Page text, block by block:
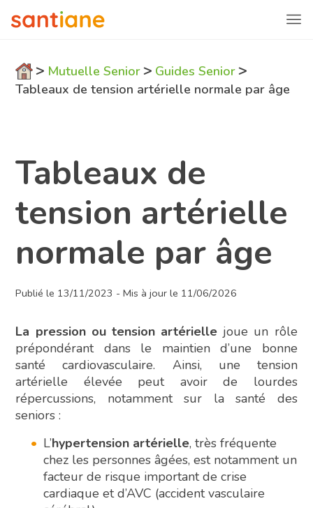
> Mutuelle Senior> Guides Senior>
Tableaux de tension artérielle normale par âge
Tableaux de
tension artérielle
normale par âge
Publié le 13/11/2023 - Mis à jour le 11/06/2026
La pression ou tension artérielle joue un rôle
prépondérant dans le maintien d’une bonne
santé cardiovasculaire. Ainsi, une tension
artérielle élevée peut avoir de lourdes
répercussions, notamment sur la santé des
seniors :
L’hypertension artérielle, très fréquente
chez les personnes âgées, est notamment un
facteur de risque important de crise
cardiaque et d’AVC (accident vasculaire